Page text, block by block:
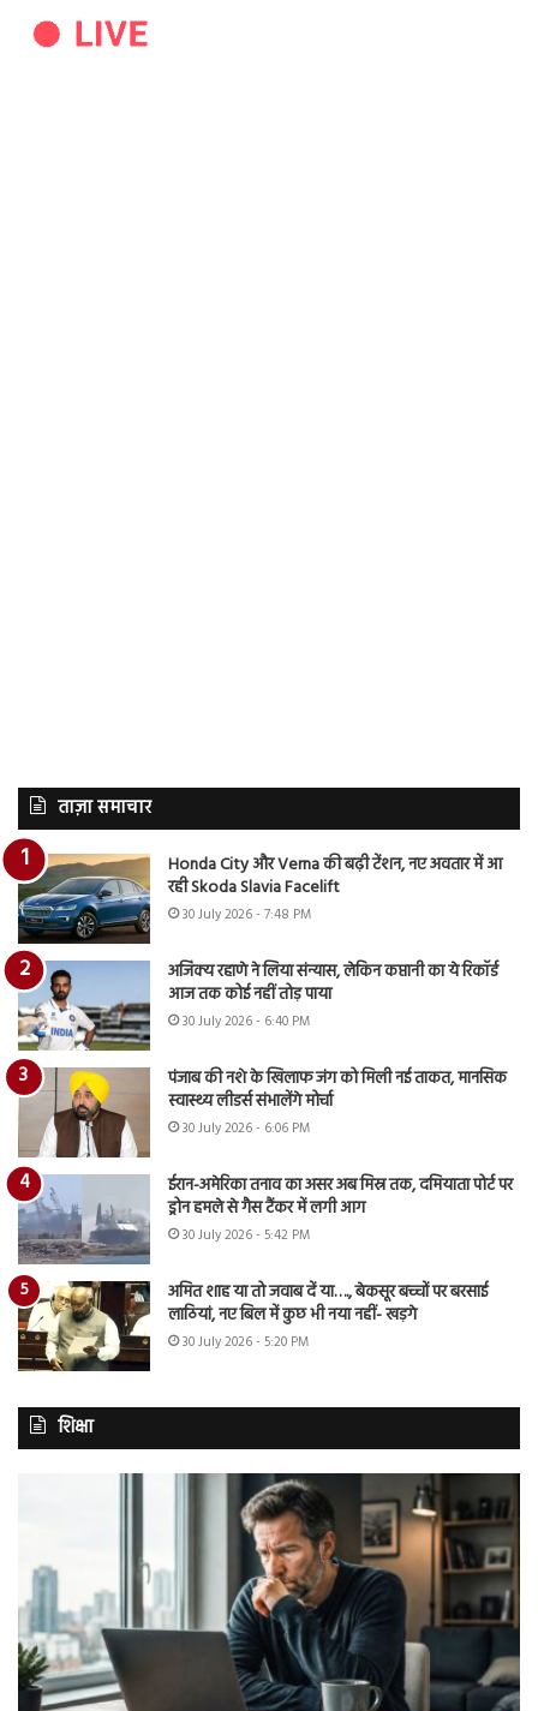
ताज़ा समाचार
Honda City और Verna की बढ़ी टेंशन, नए अवतार में आ
रही Skoda Slavia Facelift
30 July 2026 - 7:48 PM
अजिंक्य रहाणे ने लिया संन्यास, लेकिन कप्तानी का ये रिकॉर्ड
आज तक कोई नहीं तोड़ पाया
30 July 2026 - 6:40 PM
पंजाब की नशे के खिलाफ जंग को मिली नई ताकत, मानसिक
स्वास्थ्य लीडर्स संभालेंगे मोर्चा
30 July 2026 - 6:06 PM
ईरान-अमेरिका तनाव का असर अब मिस्र तक, दमियाता पोर्ट पर
ड्रोन हमले से गैस टैंकर में लगी आग
30 July 2026 - 5:42 PM
अमित शाह या तो जवाब दें या…., बेकसूर बच्चों पर बरसाई
लाठियां, नए बिल में कुछ भी नया नहीं- खड़गे
30 July 2026 - 5:20 PM
शिक्षा